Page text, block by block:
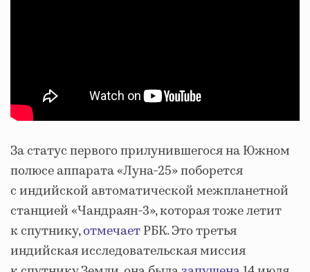
За статус первого прилунившегося на Южном
полюсе аппарата «Луна-25» поборется
с индийской автоматической межпланетной
станцией «Чандраян-3», которая тоже летит
к спутнику,отмечаетРБК. Это третья
индийская исследовательская миссия